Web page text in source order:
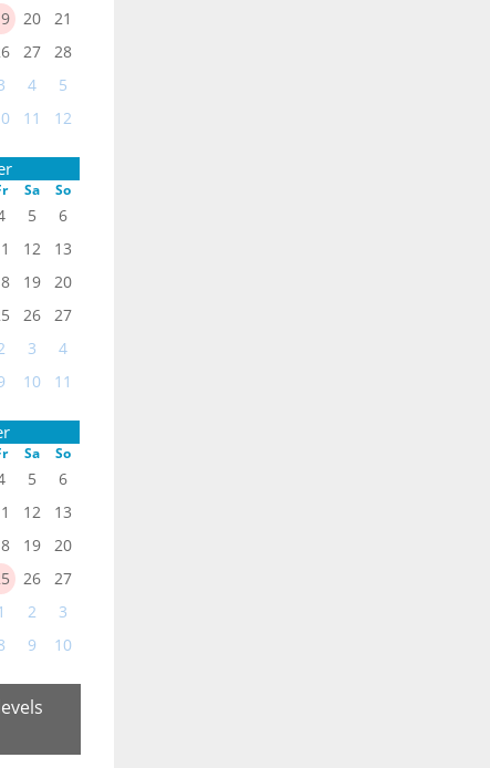
20
21
27
28
4
5
11 12
Sa So
5
6
12
13
19
20
26
27
3
4
10 11
Sa So
5
6
12
13
19
20
26
27
2
3
9 10